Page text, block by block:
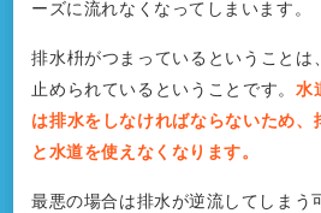
ーズに流れなくなってしまいます。
排水枡がつまっているということは
止められているということです。水
は排水をしなければならないため、
と水道を使えなくなります。
最悪の場合は排水が逆流してしまう